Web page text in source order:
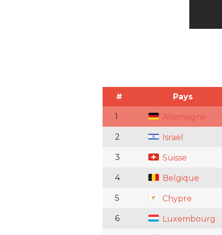
# Pays
1 Allemagne
2 Israël
3 Suisse
4 Belgique
5 Chypre
6 Luxembourg